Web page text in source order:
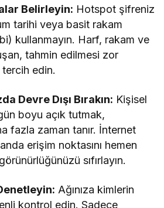
Belirleyin: Hotspot şifreniz
tarihi veya basit rakam
kullanmayın. Harf, rakam ve
tahmin edilmesi zor
edin.
Devre Dışı Bırakın: Kişisel
boyu açık tutmak,
fazla zaman tanır. İnternet
erişim noktasını hemen
sıfırlayın.
Ağınıza kimlerin
kontrol edin. Sadece